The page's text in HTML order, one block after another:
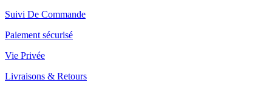
Suivi De Commande
Paiement sécurisé
Vie Privée
Livraisons & Retours